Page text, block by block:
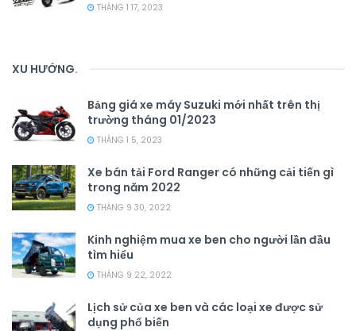
THÁNG 1 17, 2023
XU HƯỚNG.
Bảng giá xe máy Suzuki mới nhất trên thị
trường tháng 01/2023
THÁNG 1 5, 2023
Xe bán tải Ford Ranger có những cải tiến gì
trong năm 2022
THÁNG 9 30, 2022
Kinh nghiệm mua xe ben cho người lần đầu
tìm hiểu
THÁNG 9 22, 2022
Lịch sử của xe ben và các loại xe được sử
dụng phổ biến